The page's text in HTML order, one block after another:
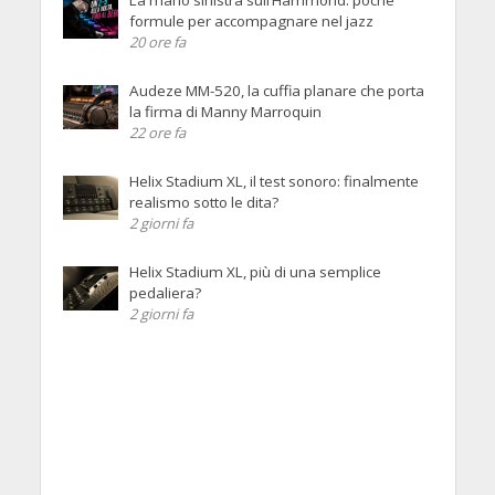
formule per accompagnare nel jazz
20 ore fa
Audeze MM-520, la cuffia planare che porta
la firma di Manny Marroquin
22 ore fa
Helix Stadium XL, il test sonoro: finalmente
realismo sotto le dita?
2 giorni fa
Helix Stadium XL, più di una semplice
pedaliera?
2 giorni fa